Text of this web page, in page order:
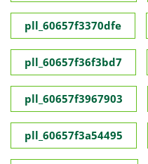
pll_60657f3370dfe
pll_60657f36f3bd7
pll_60657f3967903
pll_60657f3a54495